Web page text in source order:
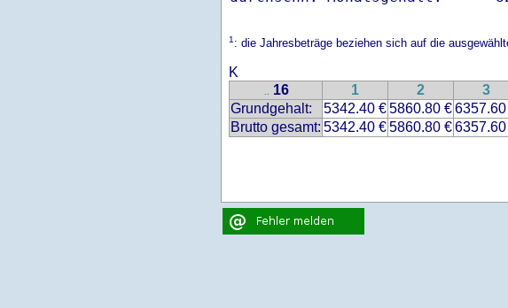
1: die Jahresbeträge beziehen sich auf die
K
.. 16 1 2 3
Grundgehalt:
5342.40 €5860.80 €
Brutto gesamt: 5342.40 €5860.80 €